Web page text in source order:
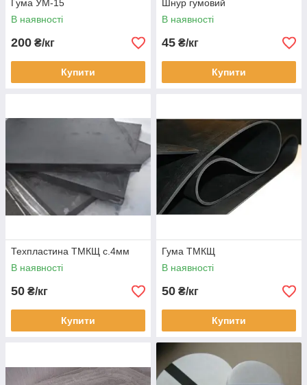
Гума УМ-15
В наявності
200 ₴/кг
Купити
Шнур гумовий
В наявності
45 ₴/кг
Купити
Техпластина ТМКЩ с.4мм
В наявності
50 ₴/кг
Купити
Гума ТМКЩ
В наявності
50 ₴/кг
Купити